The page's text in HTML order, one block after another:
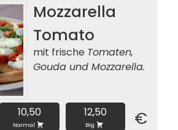
Mozzarella
Tomato
10,50
Normal
12,50
Big €
mit frische Tomaten,
Gouda und Mozzarella.